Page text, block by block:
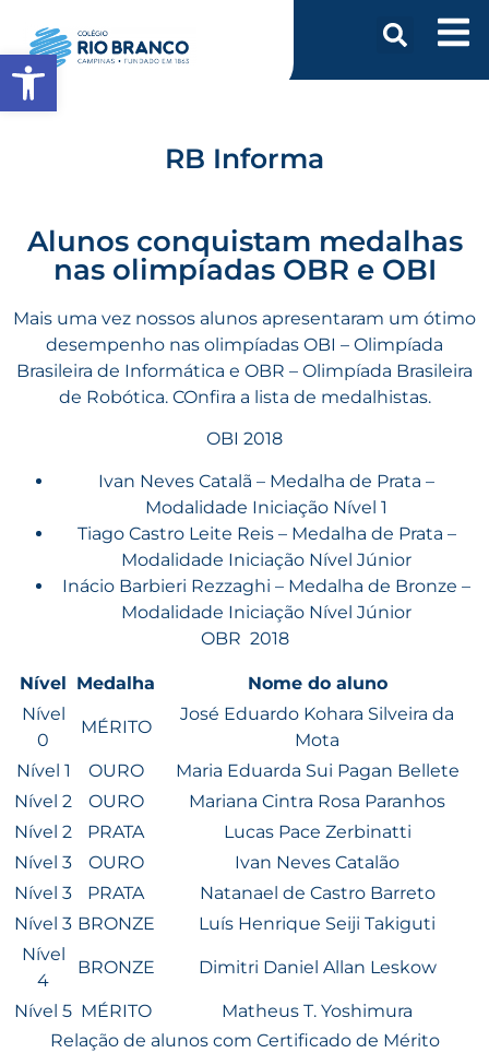
RB Informa
Alunos conquistam medalhas
nas olimpíadas OBR e OBI
Mais uma vez nossos alunos apresentaram um ótimo
desempenho nas olimpíadas OBI – Olimpíada
Brasileira de Informática e OBR – Olimpíada Brasileira
de Robótica. COnfira a lista de medalhistas.
OBI 2018
Ivan Neves Catalã – Medalha de Prata –
Modalidade Iniciação Nível 1
Tiago Castro Leite Reis – Medalha de Prata –
Modalidade Iniciação Nível Júnior
Inácio Barbieri Rezzaghi – Medalha de Bronze –
Modalidade Iniciação Nível Júnior
OBR 2018
Nível Medalha
Nome do aluno
Nível
0
MÉRITO
José Eduardo Kohara Silveira da
Mota
Nível 1
OURO
Maria Eduarda Sui Pagan Bellete
Nível 2
OURO
Mariana Cintra Rosa Paranhos
Nível 2
PRATA
Lucas Pace Zerbinatti
Nível 3
OURO
Ivan Neves Catalão
Nível 3
PRATA
Natanael de Castro Barreto
Nível 3 BRONZE
Luís Henrique Seiji Takiguti
Nível
4
BRONZE Dimitri Daniel Allan Leskow
Nível 5 MÉRITO
Matheus T. Yoshimura
Relação de alunos com Certificado de Mérito
Abrir a barra de ferramentas